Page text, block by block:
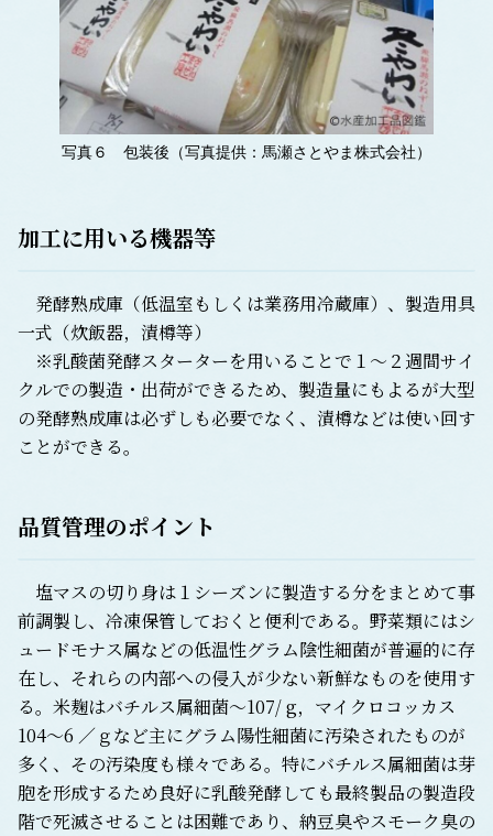
写真６ 包装後（写真提供：馬瀬さとやま株式会社）
加工に用いる機器等
発酵熟成庫（低温室もしくは業務用冷蔵庫）、製造用具
一式（炊飯器，漬樽等）
※乳酸菌発酵スターターを用いることで１～２週間サイ
クルでの製造・出荷ができるため、製造量にもよるが大型
の発酵熟成庫は必ずしも必要でなく、漬樽などは使い回す
ことができる。
品質管理のポイント
塩マスの切り身は１シーズンに製造する分をまとめて事
前調製し、冷凍保管しておくと便利である。野菜類にはシ
ュードモナス属などの低温性グラム陰性細菌が普遍的に存
在し、それらの内部への侵入が少ない新鮮なものを使用す
る。米麹はバチルス属細菌～107/ g，マイクロコッカス
104～6 ／ｇなど主にグラム陽性細菌に汚染されたものが
多く、その汚染度も様々である。特にバチルス属細菌は芽
胞を形成するため良好に乳酸発酵しても最終製品の製造段
階で死滅させることは困難であり、納豆臭やスモーク臭の